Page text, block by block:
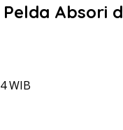
Absori
WIB